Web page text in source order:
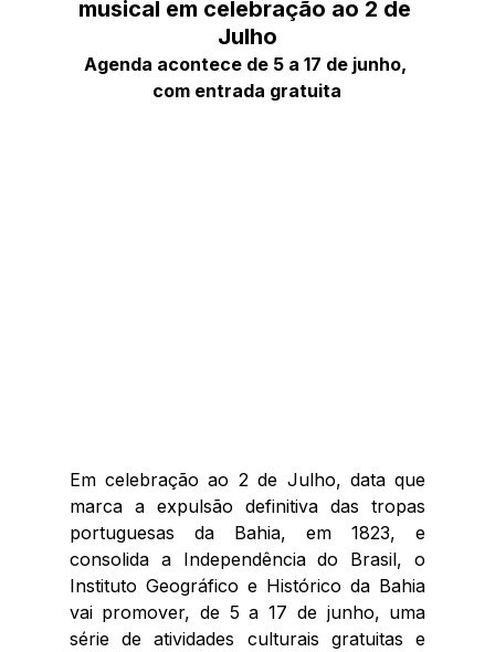
musical em celebração ao 2 de
Julho
Agenda acontece de 5 a 17 de junho,
com entrada gratuita
Em celebração ao 2 de Julho, data que
marca a expulsão definitiva das tropas
portuguesas da Bahia, em 1823, e
consolida a Independência do Brasil, o
Instituto Geográfico e Histórico da Bahia
vai promover, de 5 a 17 de junho, uma
série de atividades culturais gratuitas e